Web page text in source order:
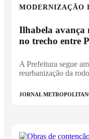
MODERNIZAÇÃO
Ilhabela avança
no trecho entre
A Prefeitura segue
reurbanização da
JORNAL